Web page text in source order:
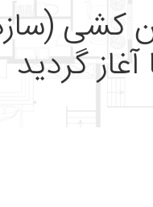
کشی
آغاز گردید